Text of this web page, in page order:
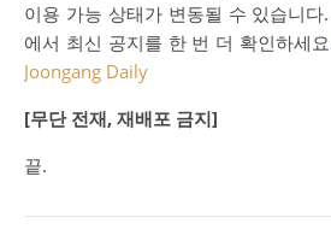
이용 가능 상태가 변동될 수 있습니
에서 최신 공지를 한 번 더 확인하세
Joongang Daily
[무단 전재, 재배포 금지]
끝.